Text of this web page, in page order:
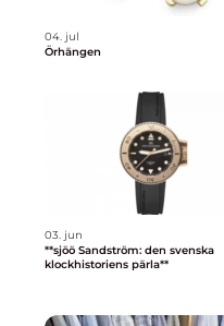
04. jul
Örhängen
03. jun
**sjöö Sandström: den svenska
klockhistoriens pärla**